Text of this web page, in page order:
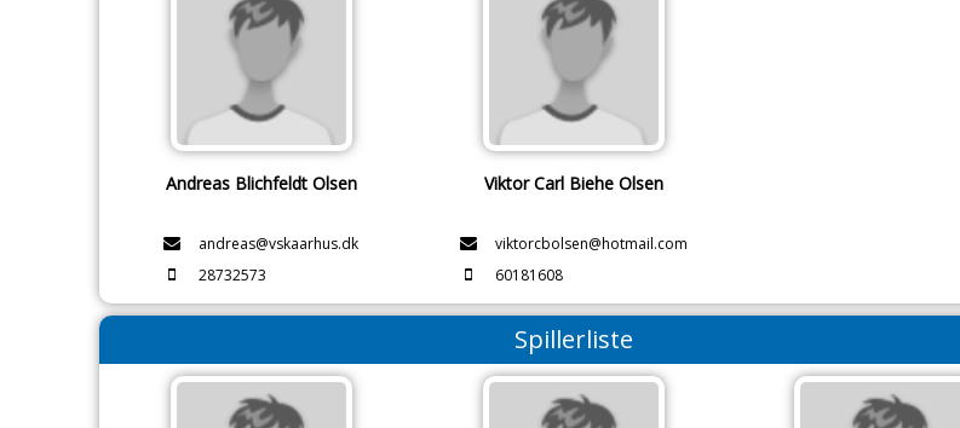
Andreas Blichfeldt Olsen
andreas@vskaarhus.dk
28732573
Viktor Carl Biehe Olsen
viktorcbolsen@hotmail.com
60181608
Spillerliste